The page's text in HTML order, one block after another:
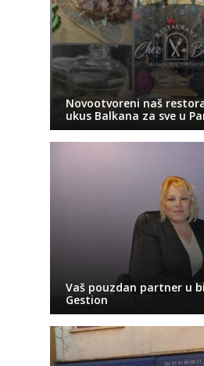
Novootvoreni naš
ukus Balkana za sve u
Vaš pouzdan partner u
Gestion